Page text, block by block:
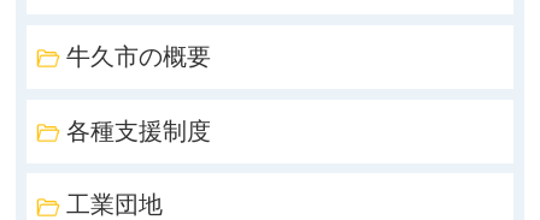
牛久市の概要
各種支援制度
工業団地